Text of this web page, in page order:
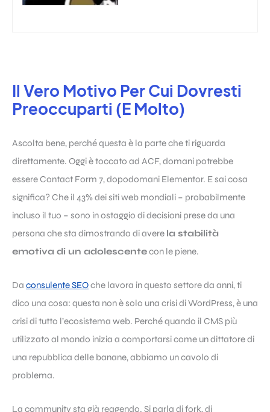
Il Vero Motivo Per Cui Dovresti
Preoccuparti (E Molto)
Ascolta bene, perché questa è la parte che ti riguarda
direttamente. Oggi è toccato ad ACF, domani potrebbe
essere Contact Form 7, dopodomani Elementor. E sai cosa
significa? Che il 43% dei siti web mondiali – probabilmente
incluso il tuo – sono in ostaggio di decisioni prese da una
persona che sta dimostrando di avere la stabilità
emotiva di un adolescentecon le piene.
Da consulente SEOche lavora in questo settore da anni, ti
dico una cosa: questa non è solo una crisi di WordPress, è una
crisi di tutto l’ecosistema web. Perché quando il CMS più
utilizzato al mondo inizia a comportarsi come un dittatore di
una repubblica delle banane, abbiamo un cavolo di
problema.
La community sta già reagendo. Si parla di fork, di